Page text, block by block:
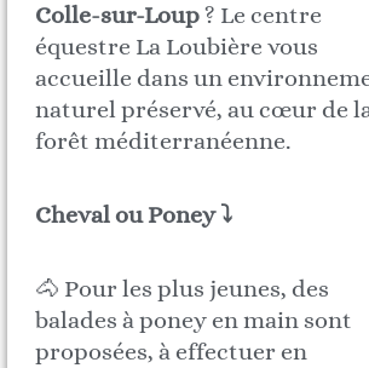
Colle-sur-Loup? Le centre
équestre La Loubière vous
accueille dans un
naturel préservé, au cœur de
forêt méditerranéenne.
Cheval ou Poney ⤵
🐴 Pour les plus jeunes, des
balades à poney en main sont
proposées, à effectuer en